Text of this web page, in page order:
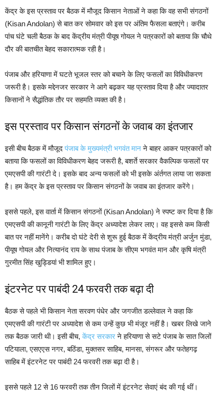
केंद्र के इस प्रस्ताव पर बैठक में मौजूद किसान नेताओं ने कहा कि वह सभी संगठनों
(Kisan Andolan) से बात कर सोमवार को इस पर अंतिम फैसला बताएंगे। करीब
पांच घंटे चली बैठक के बाद केंद्रीय मंत्री पीयूष गोयल ने पत्रकारों को बताया कि चौथे
दौर की बातचीत बेहद सकारात्मक रही है।
पंजाब और हरियाणा में घटते भूजल स्तर को बचाने के लिए फसलों का विविधीकरण
जरूरी है। इसके मद्देनजर सरकार ने आगे बढ़कर यह प्रस्ताव दिया है और ज्यादातर
किसानों ने सैद्धांतिक तौर पर सहमति व्यक्त की है।
इस प्रस्ताव पर किसान संगठनों के जवाब का इंतजार
इसी बीच बैठक में मौजूदपंजाब के मुख्यमंत्री भगवंत मानने बाहर आकर पत्रकारों को
बताया कि फसलों का विविधीकरण बेहद जरूरी है, बशर्ते सरकार वैकल्पिक फसलों पर
एमएसपी की गारंटी दे। इसके बाद अन्य फसलों को भी इसके अंर्तगत लाया जा सकता
है। हम केंद्र के इस प्रस्ताव पर किसान संगठनों के जवाब का इंतजार करेंगे।
इससे पहले, इस वार्ता में किसान संगठनों (Kisan Andolan) ने स्पष्ट कर दिया है कि
एमएसपी की कानूनी गारंटी के लिए केंद्र अध्यादेश लेकर लाए। वह इससे कम किसी
बात पर नहीं मानेंगे। करीब दो घंटे देरी से शुरू हुई बैठक में केंद्रीय मंत्री अर्जुन मुंडा,
पीयूष गोयल और नित्यानंद राय के साथ पंजाब के सीएम भगवंत मान और कृषि मंत्री
गुरमीत सिंह खुड्डियां भी शामिल हुए।
इंटरनेट पर पाबंदी 24 फरवरी तक बढ़ा दी
बैठक से पहले भी किसान नेता सरवण पंधेर और जगजीत डल्लेवाल ने कहा कि
एमएसपी की गारंटी पर अध्यादेश से कम उन्हें कुछ भी मंजूर नहीं है। खबर लिखे जाने
तक बैठक जारी थी। इसी बीच, केंद्र सरकारने हरियाणा से सटे पंजाब के सात जिलों
पटियाला, एसएएस नगर, बठिंडा, मुक्तसर साहिब, मानसा, संगरूर और फतेहगढ़
साहिब में इंटरनेट पर पाबंदी 24 फरवरी तक बढ़ा दी है।
इससे पहले 12 से 16 फरवरी तक तीन जिलों में इंटरनेट सेवाएं बंद की गई थीं।